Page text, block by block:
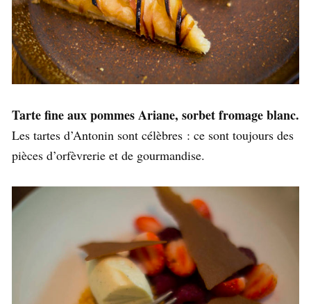
Tarte fine aux pommes Ariane, sorbet fromage blanc.
Les tartes d’Antonin sont célèbres : ce sont toujours des
pièces d’orfèvrerie et de gourmandise.